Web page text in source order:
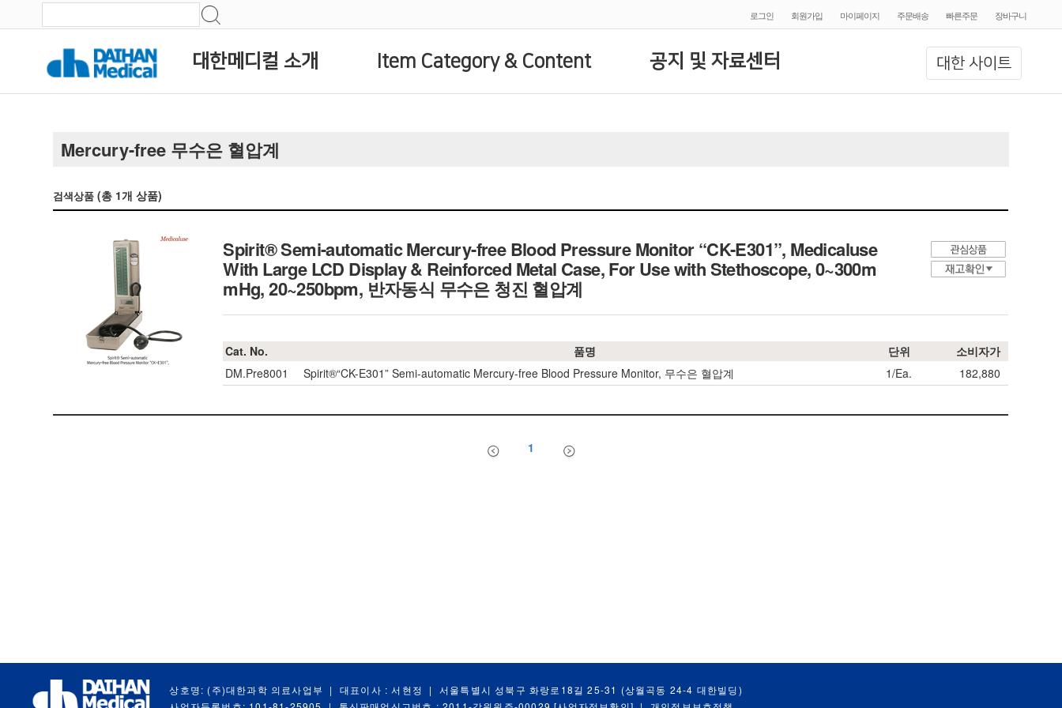
로그인 회원가입 마이페이지 주문배송 빠른주문 장바구니
대한 사이트
대한메디컬 소개 Item Category & Content 공지 및 자료센터
Mercury-free 무수은 혈압계
검색상품 (총 1개 상품)
Spirit® Semi-automatic Mercury-free Blood Pressure Monitor “CK-E301”, Medicaluse
With Large LCD Display & Reinforced Metal Case, For Use with Stethoscope, 0~300m
mHg, 20~250bpm, 반자동식 무수은 청진 혈압계
Cat. No. 품명 단위
소비자가
DM.Pre8001
Spirit®“CK-E301” Semi-automatic Mercury-free Blood Pressure Monitor, 무수은 혈압계 1/Ea. 182,880
1
상호명: (주)대한과학 의료사업부 | 대표이사 : 서현정 |
서울특별시 성북구 화랑로18길 25-31 (상월곡동 24-4 대한빌딩)